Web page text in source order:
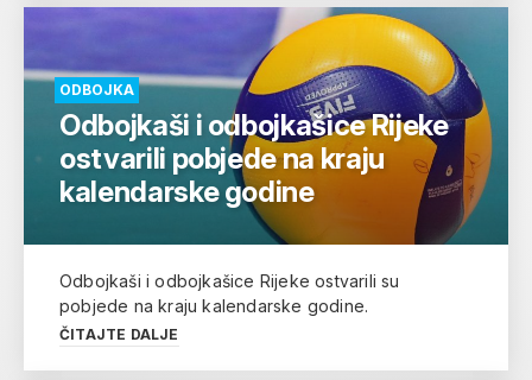
ODBOJKA
Odbojkaši i odbojkašice Rijeke
ostvarili pobjede na kraju
kalendarske godine
Odbojkaši i odbojkašice Rijeke ostvarili su
pobjede na kraju kalendarske godine.
ČITAJTE DALJE